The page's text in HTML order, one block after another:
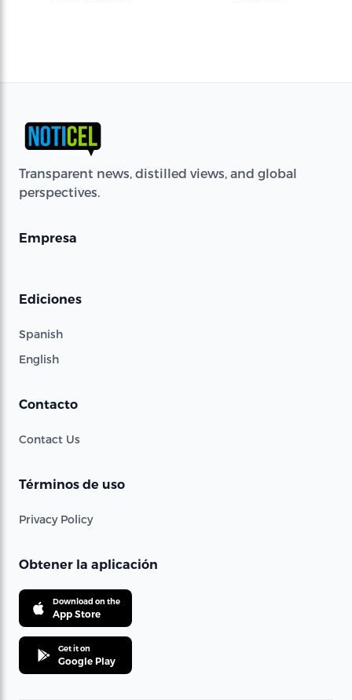
Transparent news, distilled views, and global
perspectives.
Empresa
Ediciones
Spanish
English
Contacto
Contact Us
Términos de uso
Privacy Policy
Obtener la aplicación
Download on the
App Store
Get it on
Google Play